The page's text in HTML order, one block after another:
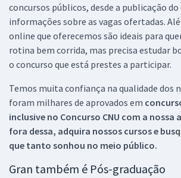
concursos públicos, desde a publicação
informações sobre as vagas ofertadas.
online que oferecemos são ideais para
rotina bem corrida, mas precisa estudar
o concurso que está prestes a participar.
Temos muita confiança na qualidade dos
foram milhares de aprovados em
inclusive no Concurso CNU com a nossa
fora dessa, adquira nossos cursos e
que tanto sonhou no meio público.
Gran também é Pós-graduação